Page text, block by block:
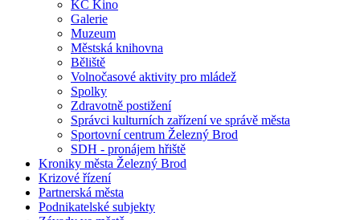
KC Kino
Galerie
Muzeum
Městská knihovna
Běliště
Volnočasové aktivity pro mládež
Spolky
Zdravotně postižení
Správci kulturních zařízení ve správě města
Sportovní centrum Železný Brod
SDH - pronájem hřiště
Kroniky města Železný Brod
Krizové řízení
Partnerská města
Podnikatelské subjekty